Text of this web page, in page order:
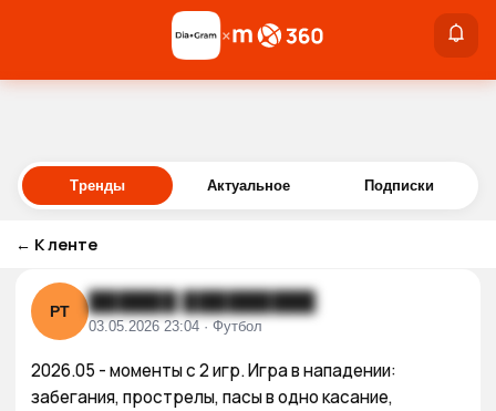
Войти
×
Тренды Актуальное Подписки
← К ленте
РТ ██████ █████████
03.05.2026 23:04 · Футбол
2026.05 - моменты с 2 игр. Игра в нападении:
забегания, прострелы, пасы в одно касание,